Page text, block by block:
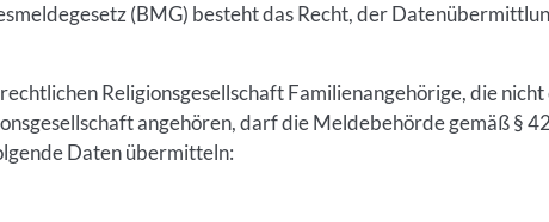
(BMG) besteht das Recht, der
Religionsgesellschaft Familienangehörige, die
angehören, darf die Meldebehörde gemäß §
Daten übermitteln: